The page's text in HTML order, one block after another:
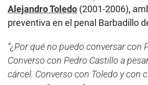
Alejandro Toledo (2001-2006),
preventiva en el penal Barbadillo
“¿Por qué no puedo conversar con
Converso con Pedro Castillo a
cárcel. Converso con Toledo y con